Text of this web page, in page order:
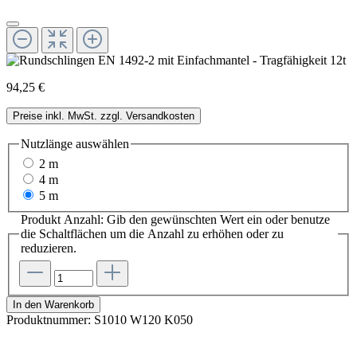
94,25 €
Preise inkl. MwSt. zzgl. Versandkosten
Nutzlänge auswählen
2 m
4 m
5 m
Produkt Anzahl: Gib den gewünschten Wert ein oder benutze
die Schaltflächen um die Anzahl zu erhöhen oder zu
reduzieren.
In den Warenkorb
Produktnummer: S1010 W120 K050